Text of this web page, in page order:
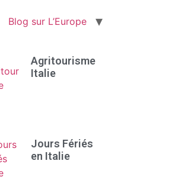
Blog sur L’Europe
Agritourisme
Italie
Jours Fériés
en Italie